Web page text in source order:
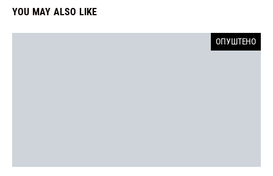
YOU MAY ALSO LIKE
ОПУШТЕНО